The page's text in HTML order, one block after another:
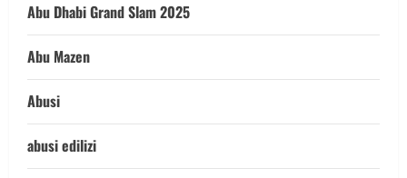
Abu Dhabi Grand Slam 2025
Abu Mazen
Abusi
abusi edilizi